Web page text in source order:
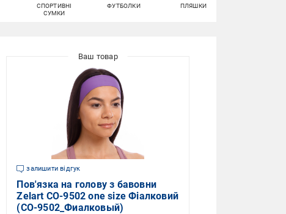
СПОРТИВНІ
СУМКИ
ФУТБОЛКИ ПЛЯШКИ
залишити відгук
Пов'язка на голову з бавовни
Zelart CO-9502 one size Фіалковий
(CO-9502_Фиалковый)